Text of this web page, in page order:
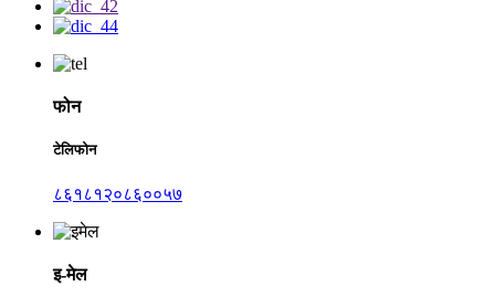
फोन
टेलिफोन
८६१८१२०८६००५७
इ-मेल